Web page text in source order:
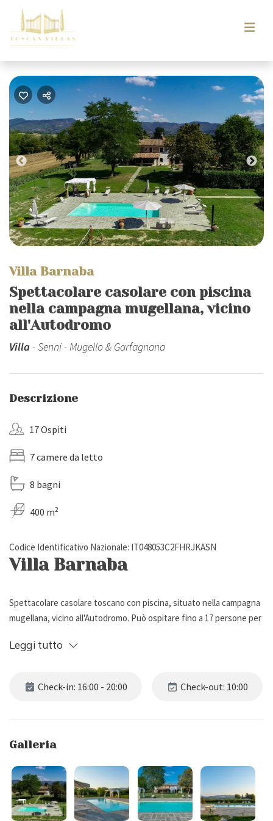
Previous
Villa Barnaba
Spettacolare casolare con piscina
nella campagna mugellana, vicino
all'Autodromo
Villa- Senni - Mugello & Garfagnana
Descrizione
17 Ospiti
7 camere da letto
8 bagni
400 m2
Codice Identificativo Nazionale: IT048053C2FHRJKASN
Villa Barnaba
Spettacolare casolare toscano con piscina, situato nella campagna
mugellana, vicino all'Autodromo. Può ospitare fino a 17 persone per
situato tra le verdi colline del Mugello, a due passi da Borgo San
La proprietà, il cui accesso è garantito da due cancelli, è circondata
da un giardino privato molto curato con prato e fiori. Dispone di una
loggia attrezzata con tavolo da pranzo per 20 persone, per
mangiare all'aria aperta, immersi nella tranquillità della campagna.
Troviamo, inoltre, un grande barbecue in muratura e un forno a
Leggi tutto
Check-in: 16:00 - 20:00 Check-out: 10:00
Galleria